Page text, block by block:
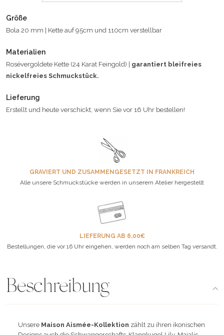
Größe
Bola 20 mm | Kette auf 95cm und 110cm verstellbar
Materialien
Rosévergoldete Kette (24 Karat Feingold) | garantiert bleifreies
nickelfreies Schmuckstück.
Lieferung
Erstellt und heute verschickt, wenn Sie vor 16 Uhr bestellen!
GRAVIERT UND ZUSAMMENGESETZT IN FRANKREICH
Alle unsere Schmuckstücke werden in unserem Atelier hergestellt
LIEFERUNG AB 6,00€
Bestellungen, die vor 16 Uhr eingehen, werden noch am selben Tag versandt.
Beschreibung
Unsere Maison Aismée-Kollektion zählt zu ihren ikonischen